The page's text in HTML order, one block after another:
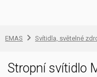
EMAS Svítidla, světelné
Stropní svítidlo